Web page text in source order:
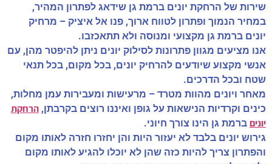
שירות של הרחקת יונים ברמת גן שידאג לפתרון המהיר,
במחיר הנמוך ופתרון לטווח ארוך, פנו אל איציק – מרחיק
יונים ברמת גן מקצועי ומנוסה ולא תתאכזבו.
אנו מציעים מגוון פתרונות לסילוק יונים ניתן להיפטר מהן, עם
אנשי מקצוע שיודעים להרחיק יונים, בכל מקום, בכל תנאי
שטח ובכל הדרכים.
מאחר ויונים מהוות מטרד – מרעישות ומעבירות עמן מחלות,
כינים וקרדיות הנישאות על גופן ואיננו רוצים בקרבתן, הרחקת
יונים ברמת גן הינו צורך חיוני.
גירוש יונים בלבד לא יעזור היות והן יחזרו חזרה לאותו מקום
והפתרון צריך להיות כזה שהן לא יוכלו להגיע לאותו מקום